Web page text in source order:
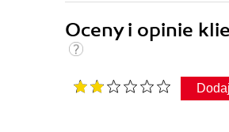
Oceny i opinie